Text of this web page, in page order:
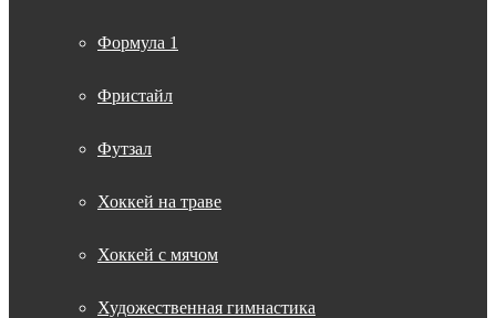
Формула 1
Фристайл
Футзал
Хоккей на траве
Хоккей с мячом
Художественная гимнастика